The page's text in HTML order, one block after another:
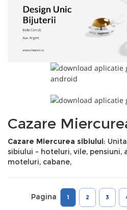
Cazare
Cazare Miercurea sibiului:
sibiului - hoteluri, vile, pensiuni,
moteluri, cabane,
Pagina 1 2 3